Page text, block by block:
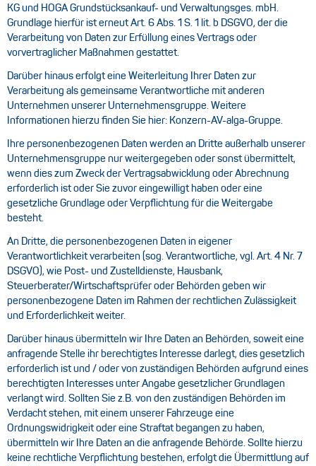
KG und HOGA Grundstücksankauf- und Verwaltungsges. mbH.
Grundlage hierfür ist erneut Art. 6 Abs. 1 S. 1 lit. b DSGVO, der die
Verarbeitung von Daten zur Erfüllung eines Vertrags oder
vorvertraglicher Maßnahmen gestattet.
Darüber hinaus erfolgt eine Weiterleitung Ihrer Daten zur
Verarbeitung als gemeinsame Verantwortliche mit anderen
Unternehmen unserer Unternehmensgruppe. Weitere
Informationen hierzu finden Sie hier: Konzern-AV-alga-Gruppe.
Ihre personenbezogenen Daten werden an Dritte außerhalb unserer
Unternehmensgruppe nur weitergegeben oder sonst übermittelt,
wenn dies zum Zweck der Vertragsabwicklung oder Abrechnung
erforderlich ist oder Sie zuvor eingewilligt haben oder eine
gesetzliche Grundlage oder Verpflichtung für die Weitergabe
besteht.
An Dritte, die personenbezogenen Daten in eigener
Verantwortlichkeit verarbeiten (sog. Verantwortliche, vgl. Art. 4 Nr. 7
DSGVO), wie Post- und Zustelldienste, Hausbank,
Steuerberater/Wirtschaftsprüfer oder Behörden geben wir
personenbezogene Daten im Rahmen der rechtlichen Zulässigkeit
und Erforderlichkeit weiter.
Darüber hinaus übermitteln wir Ihre Daten an Behörden, soweit eine
anfragende Stelle ihr berechtigtes Interesse darlegt, dies gesetzlich
erforderlich ist und / oder von zuständigen Behörden aufgrund eines
berechtigten Interesses unter Angabe gesetzlicher Grundlagen
verlangt wird. Sollten Sie z.B. von den zuständigen Behörden im
Verdacht stehen, mit einem unserer Fahrzeuge eine
Ordnungswidrigkeit oder eine Straftat begangen zu haben,
übermitteln wir Ihre Daten an die anfragende Behörde. Sollte hierzu
keine rechtliche Verpflichtung bestehen, erfolgt die Übermittlung auf